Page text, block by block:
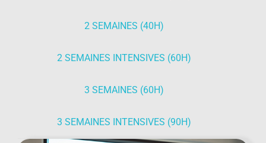
2 SEMAINES (40H)
2 SEMAINES INTENSIVES (60H)
3 SEMAINES (60H)
3 SEMAINES INTENSIVES (90H)